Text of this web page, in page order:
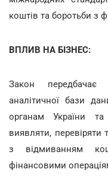
коштів та боротьби з
ВПЛИВ НА БІЗНЕС:
Закон передбачає
аналітичної бази
органам України
виявляти, перевіряти
з відмиванням
фінансовими